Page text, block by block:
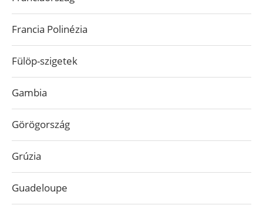
Francia Polinézia
Fülöp-szigetek
Gambia
Görögország
Grúzia
Guadeloupe